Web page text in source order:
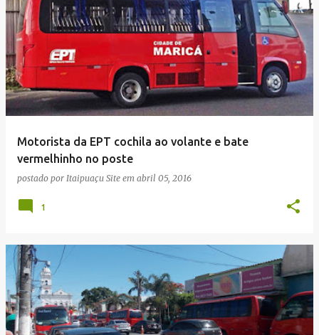
Motorista da EPT cochila ao volante e bate
vermelhinho no poste
postado por Itaipuaçu Site em abril 05, 2016
1